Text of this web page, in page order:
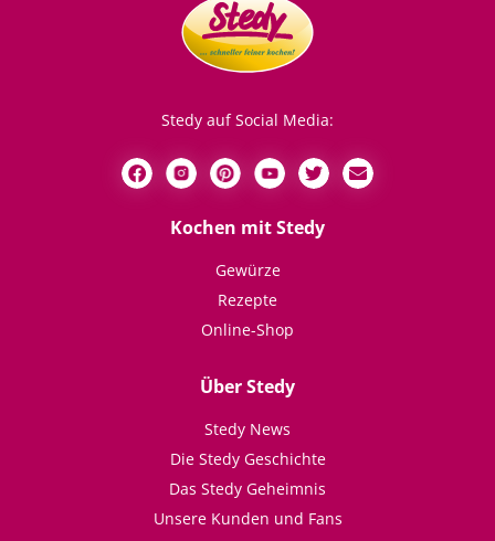
Stedy auf Social Media:
Kochen mit Stedy
Gewürze
Rezepte
Online-Shop
Über Stedy
Stedy News
Die Stedy Geschichte
Das Stedy Geheimnis
Unsere Kunden und Fans